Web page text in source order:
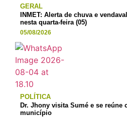
GERAL
INMET: Alerta de chuva e
nesta quarta-feira (05)
05/08/2026
POLÍTICA
Dr. Jhony visita Sumé e se
município